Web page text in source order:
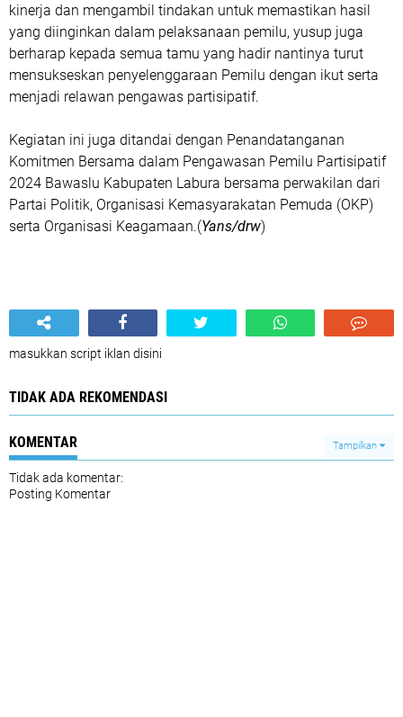
kinerja dan mengambil tindakan untuk memastikan hasil
yang diinginkan dalam pelaksanaan pemilu, yusup juga
berharap kepada semua tamu yang hadir nantinya turut
mensukseskan penyelenggaraan Pemilu dengan ikut serta
menjadi relawan pengawas partisipatif.
Kegiatan ini juga ditandai dengan Penandatanganan
Komitmen Bersama dalam Pengawasan Pemilu Partisipatif
2024 Bawaslu Kabupaten Labura bersama perwakilan dari
Partai Politik, Organisasi Kemasyarakatan Pemuda (OKP)
serta Organisasi Keagamaan.(Yans/drw)
masukkan script iklan disini
TIDAK ADA REKOMENDASI
KOMENTAR Tampilkan
Tidak ada komentar:
Posting Komentar